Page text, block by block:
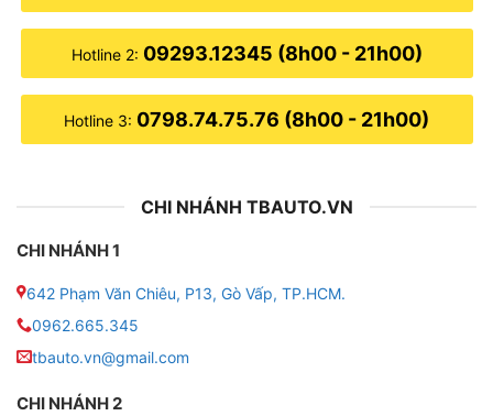
▶Thông số kỹ thuật:
● Độ phân giải: Full HD 1080P
● Cổng kết nối: HDMI
● Ghi hành trình: Có
Hotline 2: 09293.12345 (8h00 - 21h00)
Hotline 3: 0798.74.75.76 (8h00 - 21h00)
CHI NHÁNH TBAUTO.VN
CHI NHÁNH 1
642 Phạm Văn Chiêu, P13, Gò Vấp, TP.HCM.
0962.665.345
tbauto.vn@gmail.com
CHI NHÁNH 2